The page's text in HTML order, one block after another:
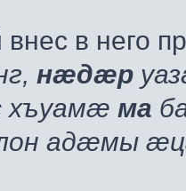
в него
нæдæр
ма
адæмы